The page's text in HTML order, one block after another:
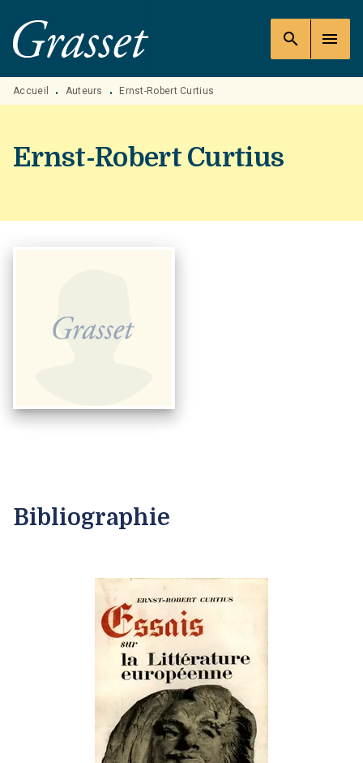
MENU RECHERCHE
PIED DE PAGE
search menu
Accueil • Auteurs • Ernst-Robert Curtius
Ernst-Robert Curtius
Bibliographie